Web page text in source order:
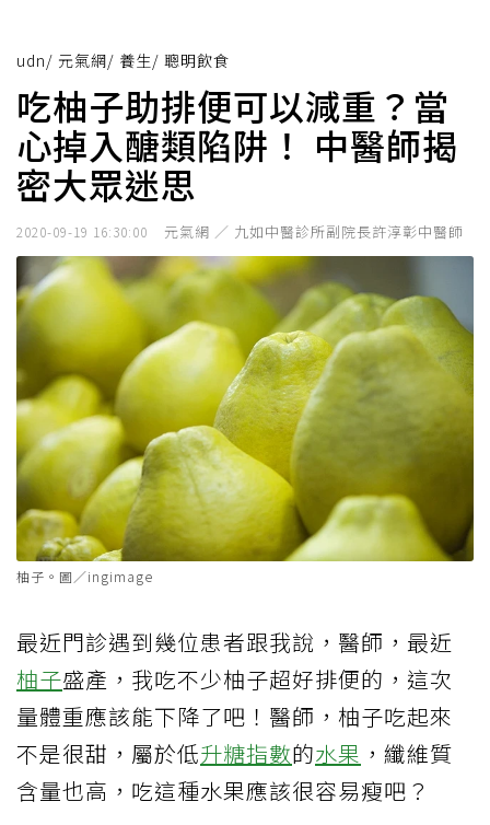
udn/ 元氣網/ 養生/ 聰明飲食
吃柚子助排便可以減重？當
心掉入醣類陷阱！ 中醫師揭
密大眾迷思
2020-09-19 16:30:00 元氣網 ／ 九如中醫診所副院長許淳彰中醫師
柚子。圖／ingimage
最近門診遇到幾位患者跟我說，醫師，最近
柚子盛產，我吃不少柚子超好排便的，這次
量體重應該能下降了吧！醫師，柚子吃起來
不是很甜，屬於低升糖指數的水果 ，纖維質
含量也高，吃這種水果應該很容易瘦吧？